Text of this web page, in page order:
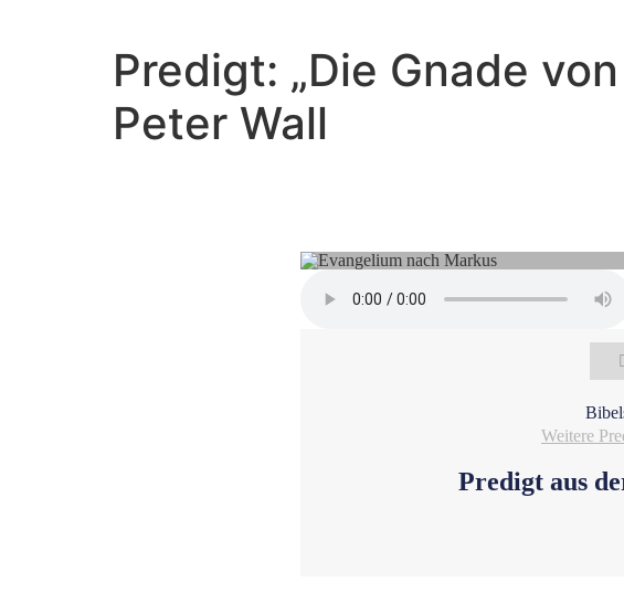
Predigt: „Die Gnade
Peter Wall
Weitere
Predigt aus